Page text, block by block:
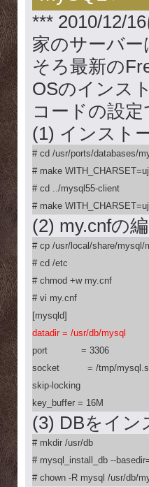
*** 2010/12/
家のサーバ
そろ最新の
OSのインス
コードの設定
(1) インスト
# cd /usr/ports/databases/
# make
# cd ../mysql55-client
# make
(2) my.cnfの
# cp /usr/local/share/
# cd /etc
# chmod +w my.cnf
# vi my.cnf
datadir = /usr/db/mysql
port            = 3306
socket          = /tmp/
skip-locking
key_buffer = 16M
(3) DBをイン
# mkdir /usr/db
# mysql_install_db --
# chown -R mysql /usr/db/